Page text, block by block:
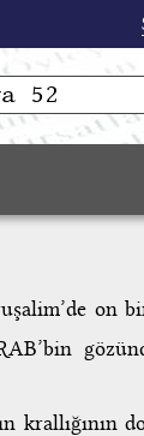
on
krallığının